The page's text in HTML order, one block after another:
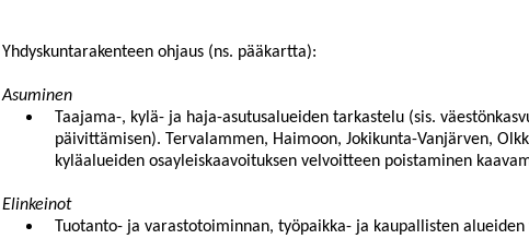
Yhdyskuntarakenteen ohjaus (ns. pääkartta):
Asuminen
Taajama-, kylä- ja haja-asutusalueiden tarkastelu (sis.
päivittämisen). Tervalammen, Haimoon, Jokikunta-Vanjärven,
kyläalueiden osayleiskaavoituksen velvoitteen poistaminen
Elinkeinot
Tuotanto- ja varastotoiminnan, työpaikka- ja kaupallisten